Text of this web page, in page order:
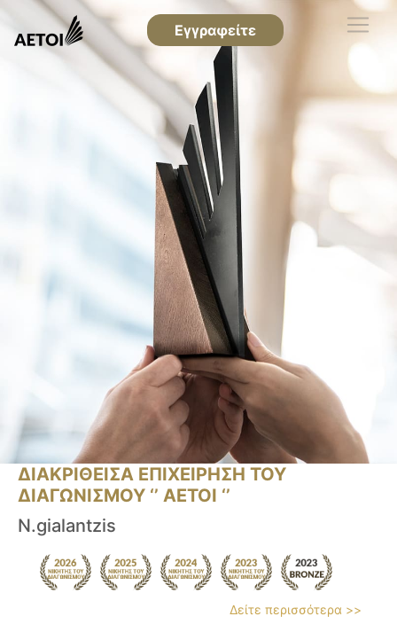
Εγγραφείτε
ΔΙΑΚΡΙΘΕΙΣΑ ΕΠΙΧΕΙΡΗΣΗ ΤΟΥ
ΔΙΑΓΩΝΙΣΜΟΥ ‘’ ΑΕΤΟΙ ‘’
N.gialantzis
Δείτε περισσότερα >>